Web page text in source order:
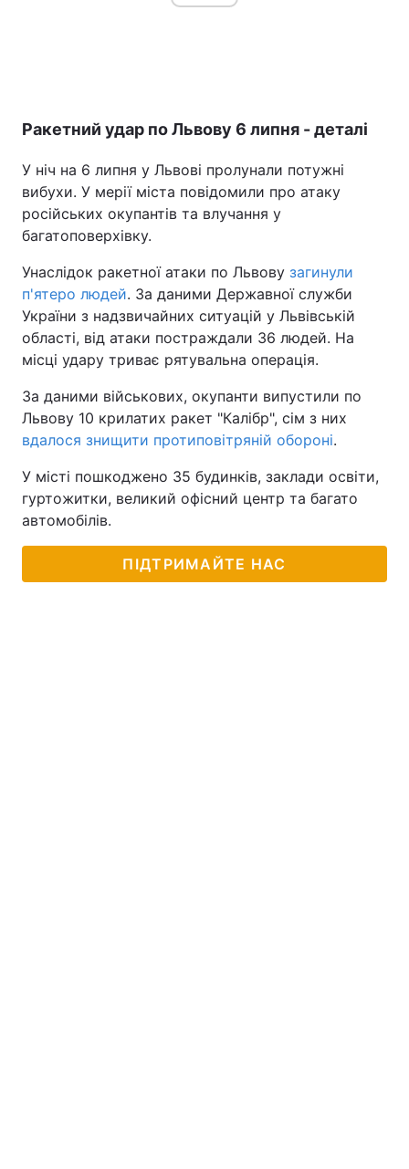
Ракетний удар по Львову 6 липня - деталі
У ніч на 6 липня у Львові пролунали потужні
вибухи. У мерії міста повідомили про атаку
російських окупантів та влучання у
багатоповерхівку.
Унаслідок ракетної атаки по Львову загинули
п'ятеро людей. За даними Державної служби
України з надзвичайних ситуацій у Львівській
області, від атаки постраждали 36 людей. На
місці удару триває рятувальна операція.
За даними військових, окупанти випустили по
Львову 10 крилатих ракет "Калібр", сім з них
вдалося знищити протиповітряній обороні.
У місті пошкоджено 35 будинків, заклади освіти,
гуртожитки, великий офісний центр та багато
автомобілів.
ПІДТРИМАЙТЕ НАС